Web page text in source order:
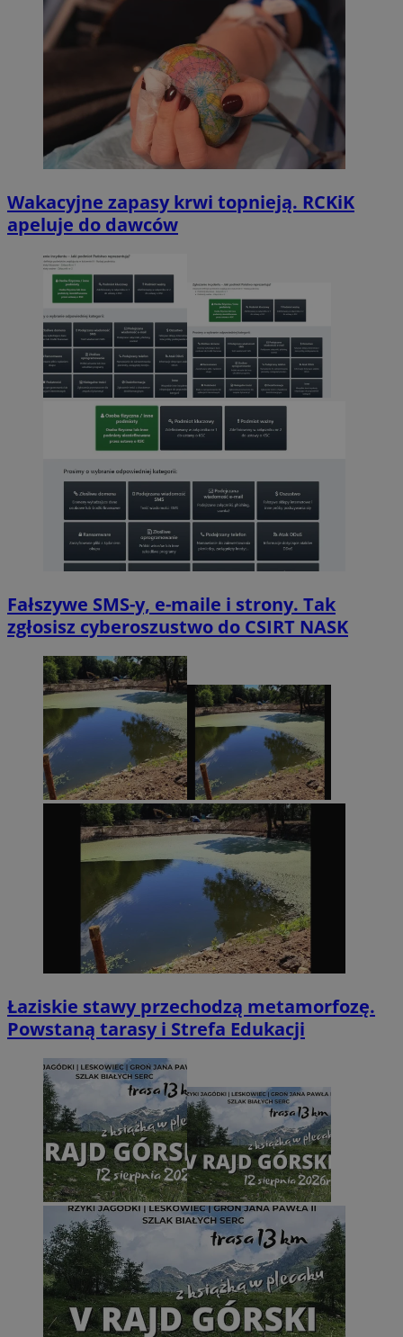
Wakacyjne zapasy krwi topnieją. RCKiK
apeluje do dawców
Fałszywe SMS-y, e-maile i strony. Tak
zgłosisz cyberoszustwo do CSIRT NASK
Łaziskie stawy przechodzą metamorfozę.
Powstaną tarasy i Strefa Edukacji